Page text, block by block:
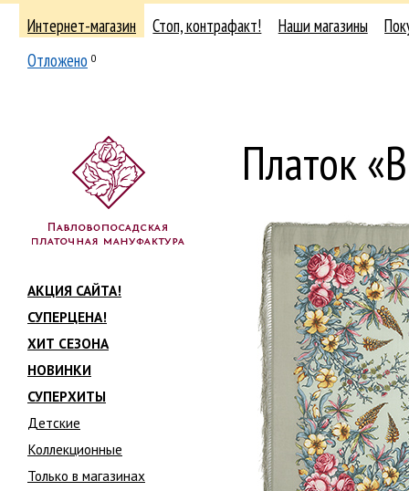
Интернет-магазин Стоп, контрафакт! Наши магазины
Отложено 0
АКЦИЯ САЙТА!
СУПЕРЦЕНА!
ХИТ СЕЗОНА
НОВИНКИ
СУПЕРХИТЫ
Детские
Коллекционные
Только в магазинах
Платок